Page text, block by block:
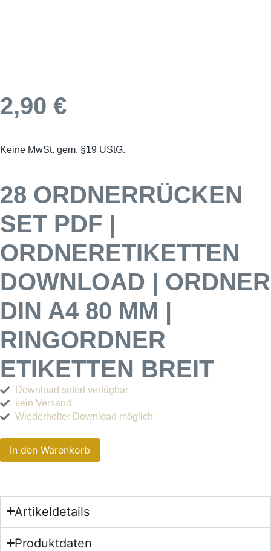
2,90 €
Keine MwSt. gem. §19 UStG.
28 ORDNERRÜCKEN
SET PDF |
ORDNERETIKETTEN
DOWNLOAD | ORDNER
DIN A4 80 MM |
RINGORDNER
ETIKETTEN BREIT
Download sofort verfügbar
kein Versand
Wiederholter Download möglich
In den Warenkorb
Artikeldetails
Produktdaten